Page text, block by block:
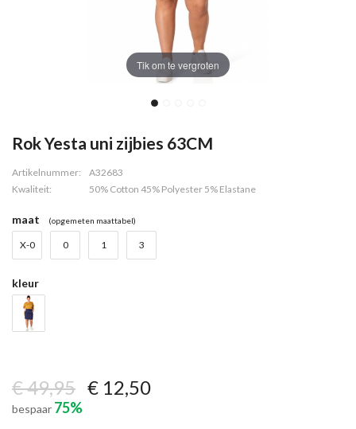
Tik om te vergroten
Rok Yesta uni zijbies 63CM
Artikelnummer:
A32683
Kwaliteit:
50% Cotton 45% Polyester 5% Elastane
maat (opgemeten maattabel)
X-0 0 1 3
kleur
€ 49,95 € 12,50
bespaar 75%